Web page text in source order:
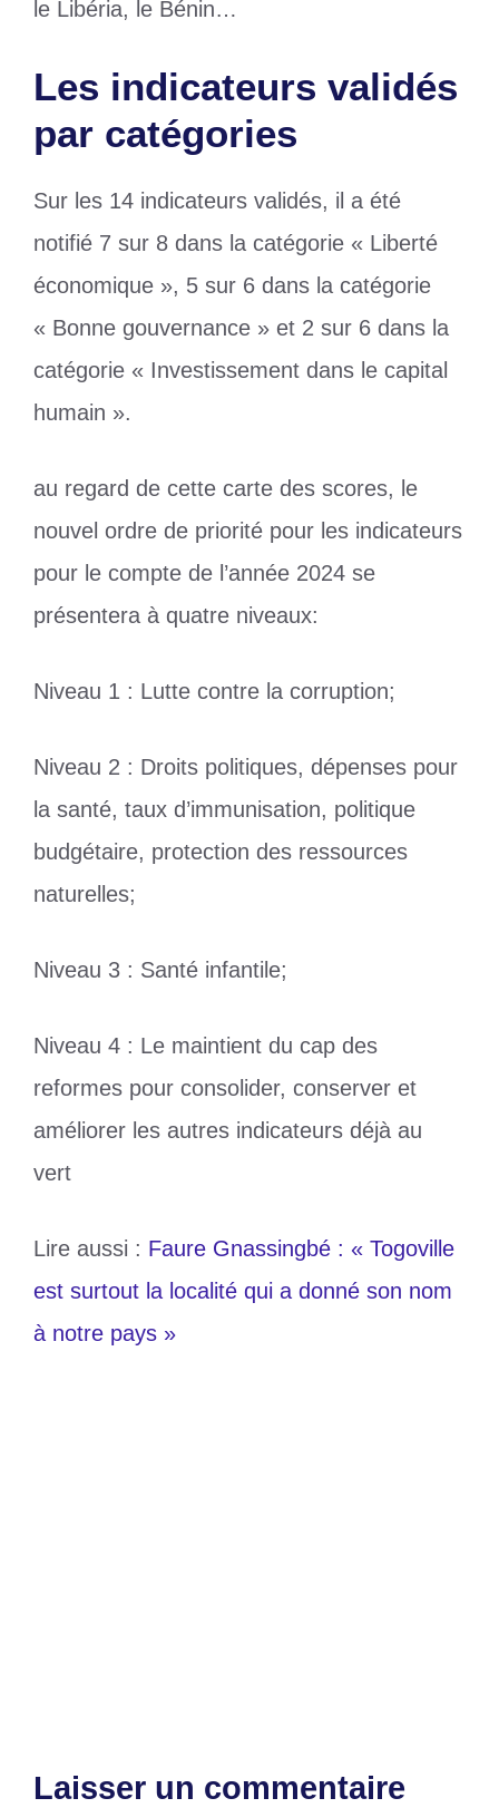
le Libéria, le Bénin…
Les indicateurs validés
par catégories
Sur les 14 indicateurs validés, il a été
notifié 7 sur 8 dans la catégorie « Liberté
économique », 5 sur 6 dans la catégorie
« Bonne gouvernance » et 2 sur 6 dans la
catégorie « Investissement dans le capital
humain ».
au regard de cette carte des scores, le
nouvel ordre de priorité pour les indicateurs
pour le compte de l’année 2024 se
présentera à quatre niveaux:
Niveau 1 : Lutte contre la corruption;
Niveau 2 : Droits politiques, dépenses pour
la santé, taux d’immunisation, politique
budgétaire, protection des ressources
naturelles;
Niveau 3 : Santé infantile;
Niveau 4 : Le maintient du cap des
reformes pour consolider, conserver et
améliorer les autres indicateurs déjà au
vert
Lire aussi : Faure Gnassingbé : « Togoville
est surtout la localité qui a donné son nom
à notre pays »
Laisser un commentaire